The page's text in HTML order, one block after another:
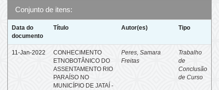
Conjunto de itens:
Data do
documento
Título Autor(es) Tipo
11-Jan-2022
CONHECIMENTO
ETNOBOTÂNICO DO
ASSENTAMENTO RIO
PARAÍSO NO
MUNICÍPIO DE JATAÍ -
Peres, Samara
Freitas
Trabalho
de
Conclusão
de Curso